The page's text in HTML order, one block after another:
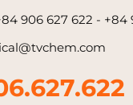
906 627 622 - +84